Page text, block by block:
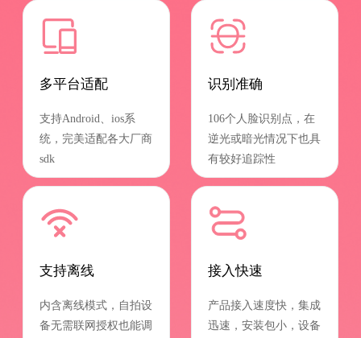
多平台适配
支持Android、ios系
统，完美适配各大厂商
sdk
识别准确
106个人脸识别点，在
逆光或暗光情况下也具
有较好追踪性
支持离线
内含离线模式，自拍设
备无需联网授权也能调
接入快速
产品接入速度快，集成
迅速，安装包小，设备